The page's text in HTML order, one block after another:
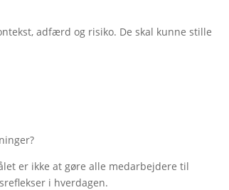
adfærd og risiko. De skal kunne stille
er ikke at gøre alle medarbejdere til
i hverdagen.